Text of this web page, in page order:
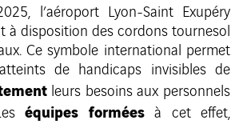
l’aéroport Lyon-Saint Exupéry
à disposition des cordons tournesol
Ce symbole international permet
de handicaps invisibles de
leurs besoins aux personnels
équipes forméesà cet effet,